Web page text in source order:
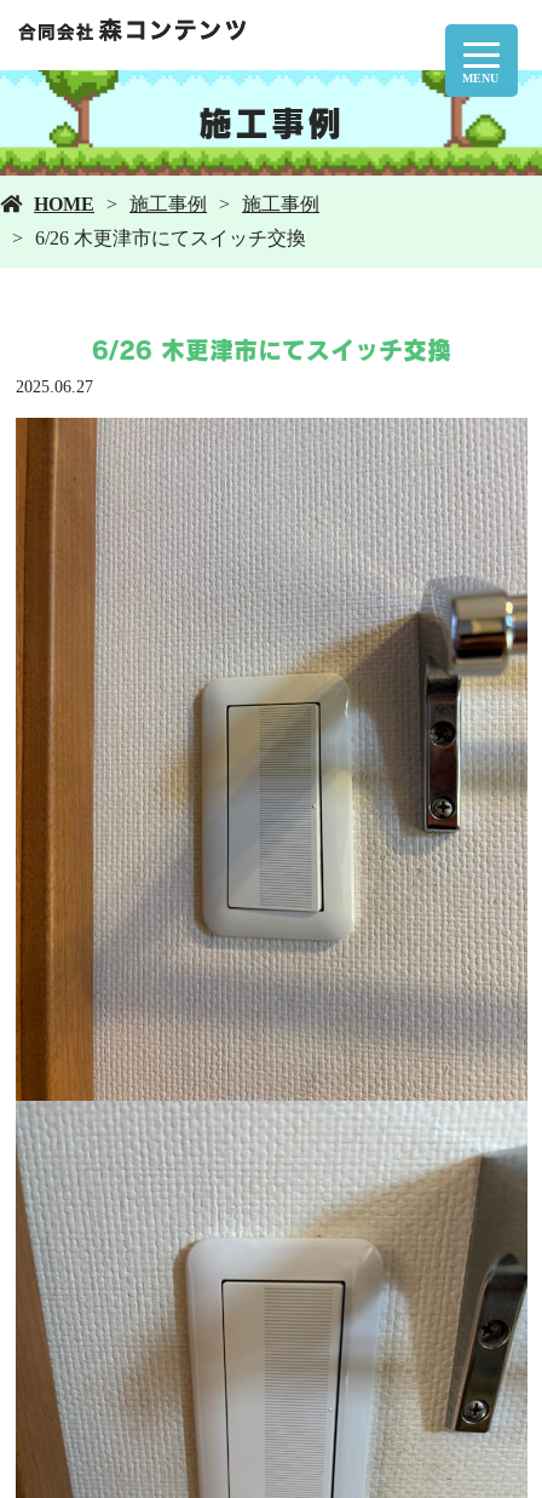
MENU
施工事例
HOME 施工事例
施工事例
6/26 木更津市にてスイッチ交換
6/26 木更津市にてスイッチ交換
2025.06.27